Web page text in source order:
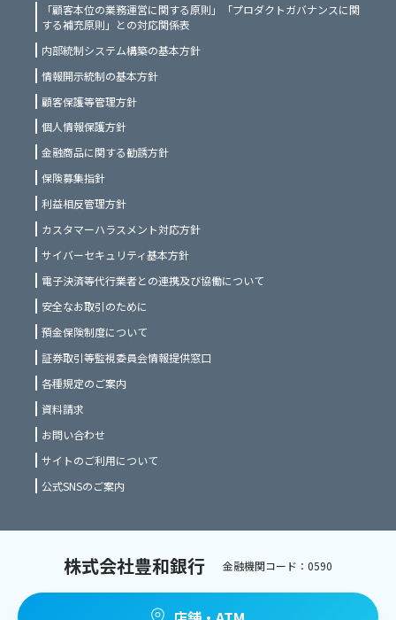
「顧客本位の業務運営に関する原則」「プロダクトガバナンスに関
する補充原則」との対応関係表
内部統制システム構築の基本方針
情報開示統制の基本方針
顧客保護等管理方針
個人情報保護方針
金融商品に関する勧誘方針
保険募集指針
利益相反管理方針
カスタマーハラスメント対応方針
サイバーセキュリティ基本方針
電子決済等代行業者との連携及び協働について
安全なお取引のために
預金保険制度について
証券取引等監視委員会情報提供窓口
各種規定のご案内
資料請求
お問い合わせ
サイトのご利用について
公式SNSのご案内
株式会社豊和銀行 金融機関コード：0590